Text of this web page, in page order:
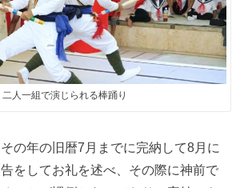
二人一組で演じられる棒踊り
の年の旧暦7月までに完納して8月に
をしてお礼を述べ、その際に神前で